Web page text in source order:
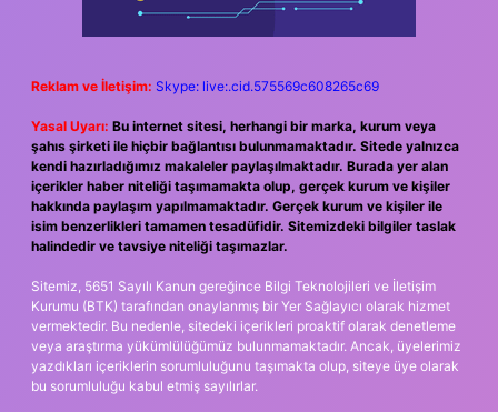
Reklam ve İletişim: Skype: live:.cid.575569c608265c69
Yasal Uyarı: Bu internet sitesi, herhangi bir marka, kurum veya
şahıs şirketi ile hiçbir bağlantısı bulunmamaktadır. Sitede yalnızca
kendi hazırladığımız makaleler paylaşılmaktadır. Burada yer alan
içerikler haber niteliği taşımamakta olup, gerçek kurum ve kişiler
hakkında paylaşım yapılmamaktadır. Gerçek kurum ve kişiler ile
isim benzerlikleri tamamen tesadüfidir. Sitemizdeki bilgiler taslak
halindedir ve tavsiye niteliği taşımazlar.
Sitemiz, 5651 Sayılı Kanun gereğince Bilgi Teknolojileri ve İletişim
Kurumu (BTK) tarafından onaylanmış bir Yer Sağlayıcı olarak hizmet
vermektedir. Bu nedenle, sitedeki içerikleri proaktif olarak denetleme
veya araştırma yükümlülüğümüz bulunmamaktadır. Ancak, üyelerimiz
yazdıkları içeriklerin sorumluluğunu taşımakta olup, siteye üye olarak
bu sorumluluğu kabul etmiş sayılırlar.